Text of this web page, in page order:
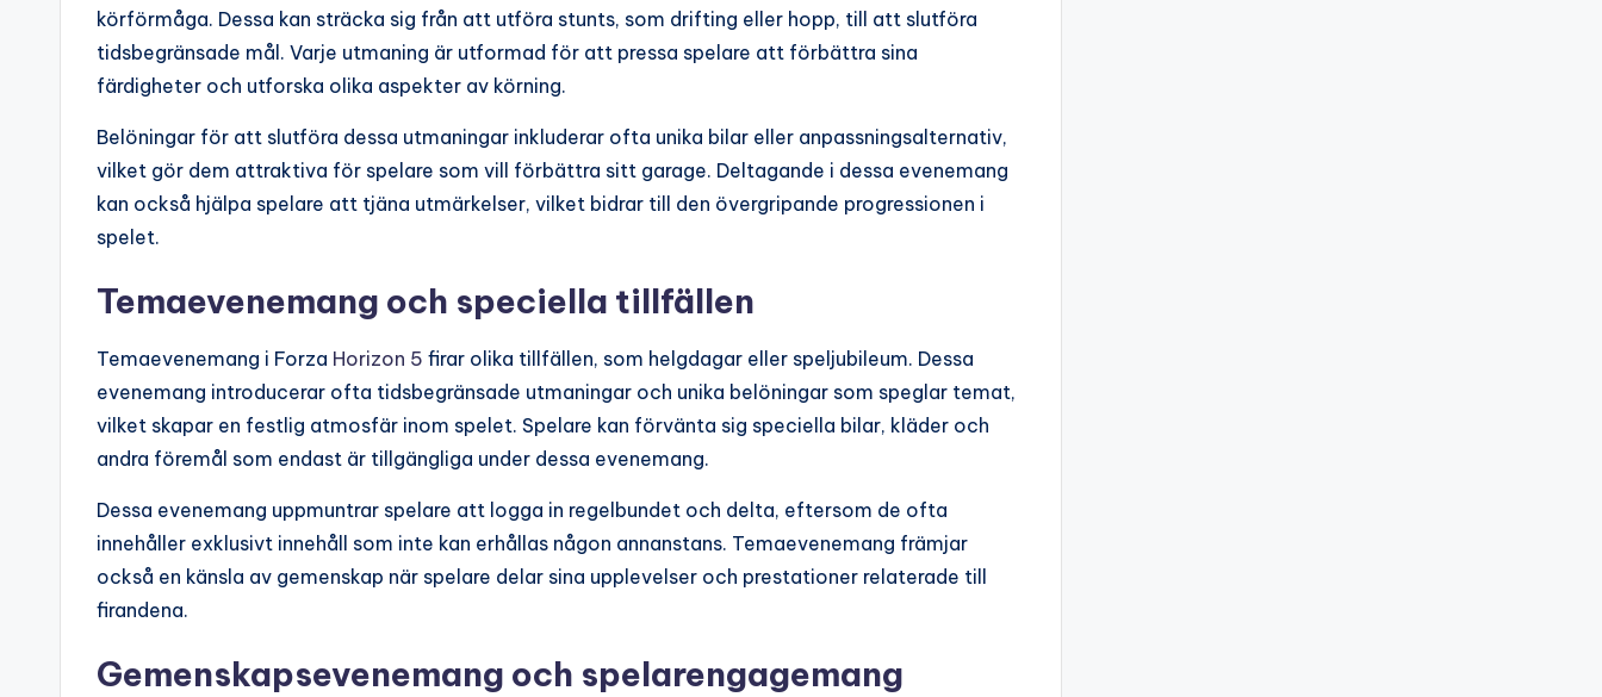
körförmåga. Dessa kan sträcka sig från att utföra stunts, som drifting eller hopp, till att slutföra
tidsbegränsade mål. Varje utmaning är utformad för att pressa spelare att förbättra sina
färdigheter och utforska olika aspekter av körning.
Belöningar för att slutföra dessa utmaningar inkluderar ofta unika bilar eller anpassningsalternativ,
vilket gör dem attraktiva för spelare som vill förbättra sitt garage. Deltagande i dessa evenemang
kan också hjälpa spelare att tjäna utmärkelser, vilket bidrar till den övergripande progressionen i
spelet.
Temaevenemang och speciella tillfällen
Temaevenemang i Forza Horizon 5 firar olika tillfällen, som helgdagar eller speljubileum. Dessa
evenemang introducerar ofta tidsbegränsade utmaningar och unika belöningar som speglar temat,
vilket skapar en festlig atmosfär inom spelet. Spelare kan förvänta sig speciella bilar, kläder och
andra föremål som endast är tillgängliga under dessa evenemang.
Dessa evenemang uppmuntrar spelare att logga in regelbundet och delta, eftersom de ofta
innehåller exklusivt innehåll som inte kan erhållas någon annanstans. Temaevenemang främjar
också en känsla av gemenskap när spelare delar sina upplevelser och prestationer relaterade till
firandena.
Gemenskapsevenemang och spelarengagemang